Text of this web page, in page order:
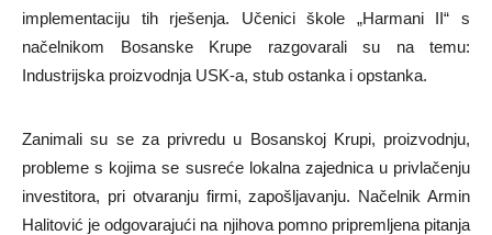
implementaciju tih rješenja. Učenici škole „Harmani II“ s
načelnikom Bosanske Krupe razgovarali su na temu:
Industrijska proizvodnja USK-a, stub ostanka i opstanka.
Zanimali su se za privredu u Bosanskoj Krupi, proizvodnju,
probleme s kojima se susreće lokalna zajednica u privlačenju
investitora, pri otvaranju firmi, zapošljavanju. Načelnik Armin
Halitović je odgovarajući na njihova pomno pripremljena pitanja